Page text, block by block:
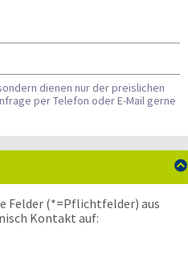
dienen nur der preislichen
per Telefon oder E-Mail gerne

Felder (*=Pflichtfelder) aus
Kontakt auf: